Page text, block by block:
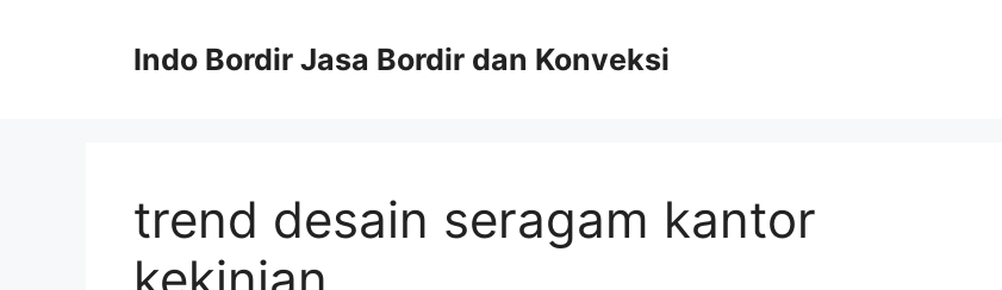
Indo Bordir Jasa Bordir dan Konveksi
trend desain seragam kantor